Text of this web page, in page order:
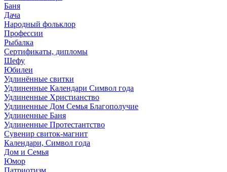
Баня
Дача
Народный фольклор
Профессии
Рыбалка
Сертификаты, дипломы
Шефу
Юбилеи
Удлинённые свитки
Удлиненные Календари Символ года
Удлиненные Христианство
Удлиненные Дом Семья Благополучие
Удлиненные Баня
Удлиненные Протестантство
Сувенир свиток-магнит
Календари, Символ года
Дом и Семья
Юмор
Патриотизм